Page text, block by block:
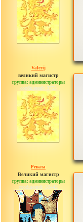
Valerij
великий магистр
группа: администраторы
сообщений: 3753
Рената
Великий магистр
группа: администраторы
сообщений: 30442